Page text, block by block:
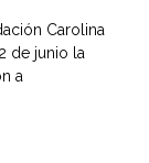
Carolina
de junio la
a